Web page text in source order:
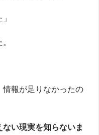
報が足りなかったの
い現実を知らないま